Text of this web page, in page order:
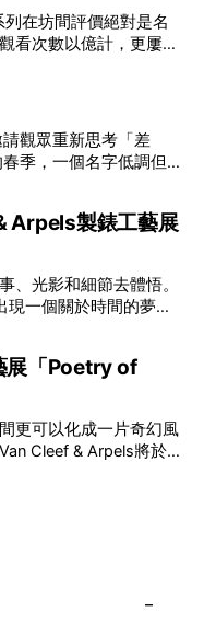
在坊間評價絕對是名
次數以億計，更屢獲
推介。
，以共融藝術為核心，
優秀節目，更致力於在
年更首度與本地兩大旗
品《遊延》及《弦上光
擦下多元藝術下的流動
亮」
角度重新思索「差異」
一部分。每人皆擁有
、一齊創作、互相啟
3月1日：
Arpels製錶工藝展
、光影和細節去體悟。
一個關於時間的夢幻
一貫低調精緻的製錶語
間不只是腕上的個人物
在碼頭打開
Arpels的腕錶從來不是
的動人故事。 世家以
每一枚腕錶都超越單純
結成可以反覆閱讀的畫
區都有精美的佈置回應
展「Poetry of
更可以化成一片奇幻風
Cleef & Arpels將於1
、詩意星象、迷人自然
年，Van Cleef &